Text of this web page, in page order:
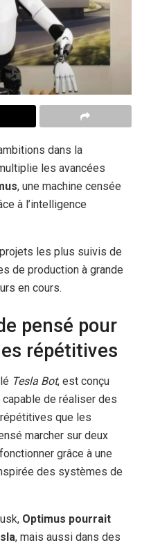
dans la
les avancées
, une machine censée
à l’intelligence
les plus suivis de
de production à grande
en cours.
pensé pour
répétitives
Tesla Bot, est conçu
de réaliser des
que les
marcher sur deux
grâce à une
des systèmes de
Optimus pourrait
, mais aussi dans des